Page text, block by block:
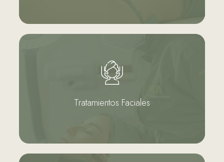
Tratamientos Faciales
Tratamientos Faciales
Nuestros tratamientos están desarrollados
para ayudarte a obtener resultados efectivos